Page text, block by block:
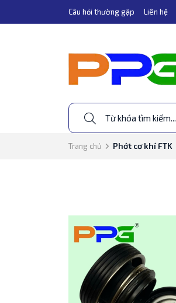
Câu hỏi thường gặp Liên hệ
Trang chủ Phớt cơ khí FTK